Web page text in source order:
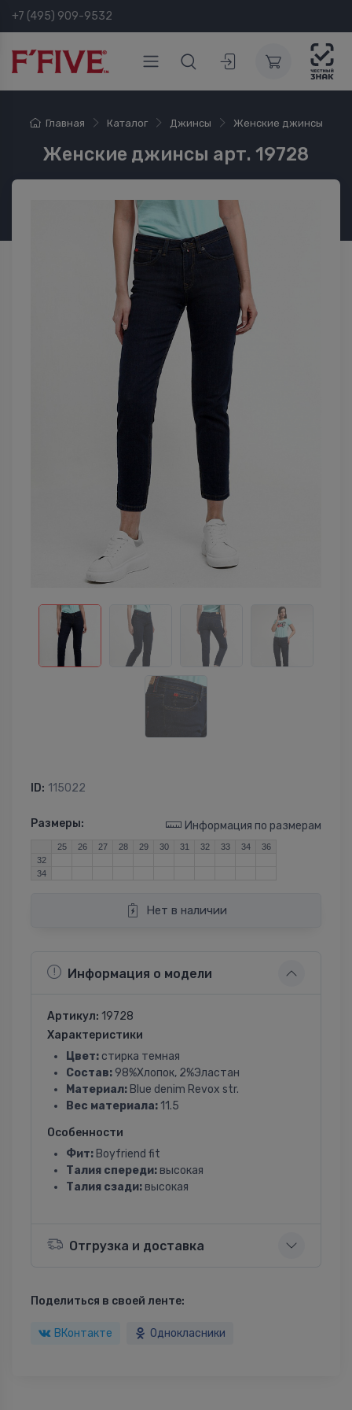
+7 (495) 909-9532
Главная Каталог Джинсы Женские джинсы
Женские джинсы арт. 19728
ID: 115022
Размеры: Информация по размерам
25 26 27 28 29 30 31 32 33 34
36
32
34
Нет в наличии
Информация о модели
Артикул: 19728
Характеристики
Цвет: стирка темная
Состав: 98%Хлопок, 2%Эластан
Материал: Blue denim Revox str.
Вес материала: 11.5
Особенности
Фит: Boyfriend fit
Талия спереди: высокая
Талия сзади: высокая
Отгрузка и доставка
Поделиться в своей ленте:
ВКонтакте Однокласники